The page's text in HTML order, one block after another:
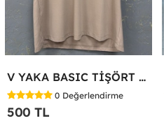
V YAKA BASIC TİŞÖRT Bej
0 Değerlendirme
500 TL